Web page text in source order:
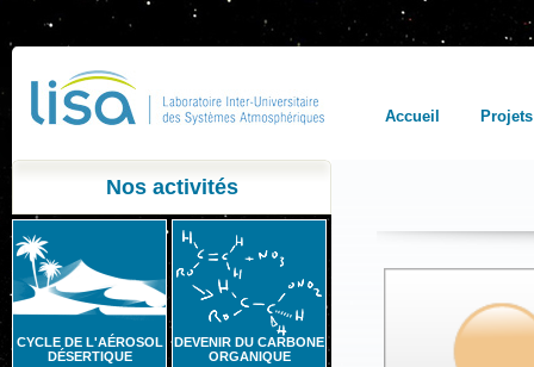
Accueil Projets
Nos activités
CYCLE DE L'AÉROSOL
DÉSERTIQUE
DEVENIR DU CARBONE
ORGANIQUE